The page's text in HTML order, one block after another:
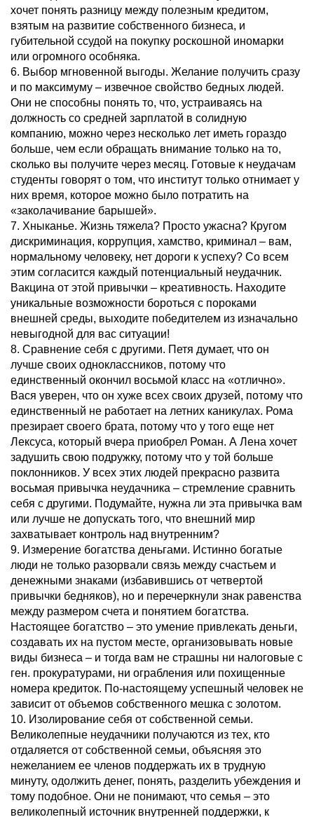
хочет понять разницу между полезным кредитом,
взятым на развитие собственного бизнеса, и
губительной ссудой на покупку роскошной иномарки
или огромного особняка.
6. Выбор мгновенной выгоды. Желание получить сразу
и по максимуму – извечное свойство бедных людей.
Они не способны понять то, что, устраиваясь на
должность со средней зарплатой в солидную
компанию, можно через несколько лет иметь гораздо
больше, чем если обращать внимание только на то,
сколько вы получите через месяц. Готовые к неудачам
студенты говорят о том, что институт только отнимает у
них время, которое можно было потратить на
«заколачивание барышей».
7. Хныканье. Жизнь тяжела? Просто ужасна? Кругом
дискриминация, коррупция, хамство, криминал – вам,
нормальному человеку, нет дороги к успеху? Со всем
этим согласится каждый потенциальный неудачник.
Вакцина от этой привычки – креативность. Находите
уникальные возможности бороться с пороками
внешней среды, выходите победителем из изначально
невыгодной для вас ситуации!
8. Сравнение себя с другими. Петя думает, что он
лучше своих одноклассников, потому что
единственный окончил восьмой класс на «отлично».
Вася уверен, что он хуже всех своих друзей, потому что
единственный не работает на летних каникулах. Рома
презирает своего брата, потому что у того еще нет
Лексуса, который вчера приобрел Роман. А Лена хочет
задушить свою подружку, потому что у той больше
поклонников. У всех этих людей прекрасно развита
восьмая привычка неудачника – стремление сравнить
себя с другими. Подумайте, нужна ли эта привычка вам
или лучше не допускать того, что внешний мир
захватывает контроль над внутренним?
9. Измерение богатства деньгами. Истинно богатые
люди не только разорвали связь между счастьем и
денежными знаками (избавившись от четвертой
привычки бедняков), но и перечеркнули знак равенства
между размером счета и понятием богатства.
Настоящее богатство – это умение привлекать деньги,
создавать их на пустом месте, организовывать новые
виды бизнеса – и тогда вам не страшны ни налоговые с
ген. прокуратурами, ни ограбления или похищенные
номера кредиток. По-настоящему успешный человек не
зависит от объемов собственного мешка с золотом.
10. Изолирование себя от собственной семьи.
Великолепные неудачники получаются из тех, кто
отдаляется от собственной семьи, объясняя это
нежеланием ее членов поддержать их в трудную
минуту, одолжить денег, понять, разделить убеждения и
тому подобное. Они не понимают, что семья – это
великолепный источник внутренней поддержки, к